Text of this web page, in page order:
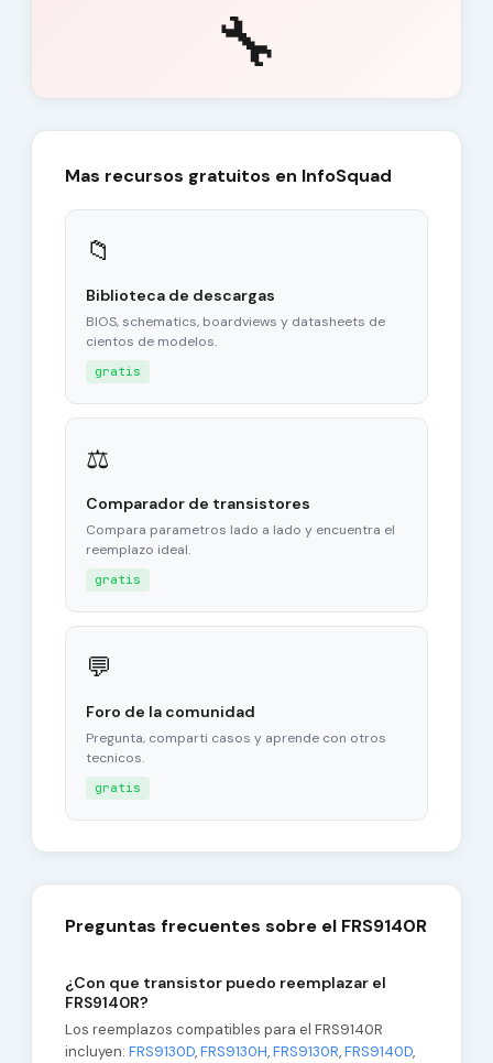
🔧
Mas recursos gratuitos en InfoSquad
📁
Biblioteca de descargas
BIOS, schematics, boardviews y datasheets de
cientos de modelos.
gratis
⚖
Comparador de transistores
Compara parametros lado a lado y encuentra el
reemplazo ideal.
gratis
💬
Foro de la comunidad
Pregunta, comparti casos y aprende con otros
tecnicos.
gratis
Preguntas frecuentes sobre el FRS9140R
¿Con que transistor puedo reemplazar el
FRS9140R?
Los reemplazos compatibles para el FRS9140R
incluyen: FRS9130D,FRS9130H,FRS9130R,FRS9140D,